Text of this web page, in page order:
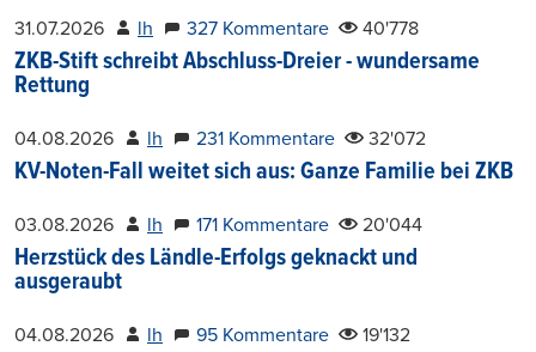
31.07.2026 lh 327 Kommentare 40'778
ZKB-Stift schreibt Abschluss-Dreier - wundersame
Rettung
04.08.2026 lh 231 Kommentare 32'072
KV-Noten-Fall weitet sich aus: Ganze Familie bei ZKB
03.08.2026 lh 171 Kommentare 20'044
Herzstück des Ländle-Erfolgs geknackt und
ausgeraubt
04.08.2026 lh 95 Kommentare 19'132